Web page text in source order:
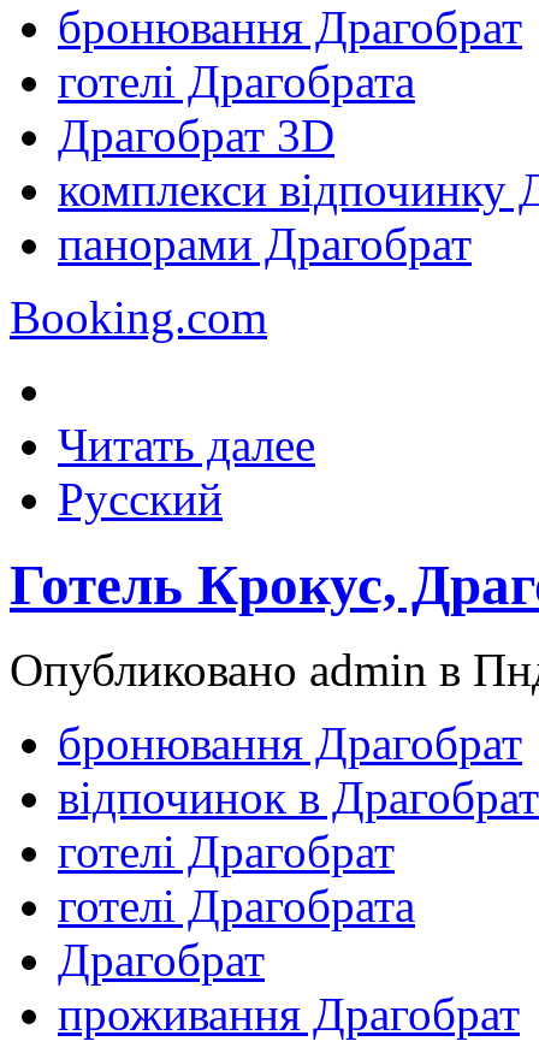
бронювання Драгобрат
готелі Драгобрата
Драгобрат 3D
комплекси відпочинку
панорами Драгобрат
Booking.com
Читать далее
Русский
Готель Крокус,
Опубликовано admin в
бронювання Драгобрат
відпочинок в
готелі Драгобрат
готелі Драгобрата
Драгобрат
проживання Драгобрат